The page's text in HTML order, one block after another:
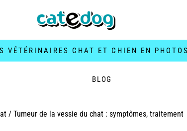
VÉTÉRINAIRES CHAT ET CHIEN EN
BLOG
/ Tumeur de la vessie du chat : symptômes, traitement